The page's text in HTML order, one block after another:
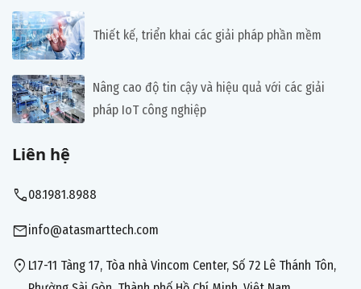
Liên hệ
call08.1981.8988
mailinfo@atasmarttech.com
location_on L17-11 Tàng 17, Tòa nhà Vincom Center, Số 72 Lê Thánh Tôn,
Thiết kế, triển khai các giải pháp phần mềm
Nâng cao độ tin cậy và hiệu quả với các giải
pháp IoT công nghiệp